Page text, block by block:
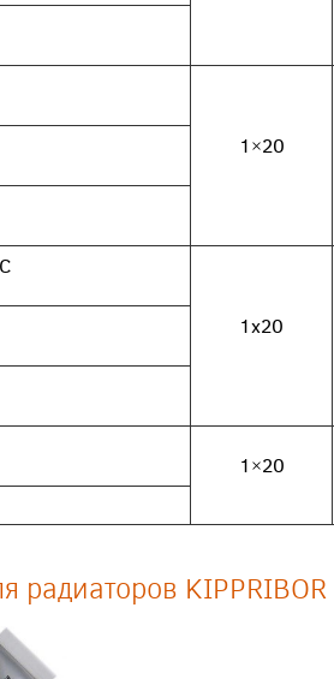
1×20
1х20
1×20
радиаторов KIPPRIBOR